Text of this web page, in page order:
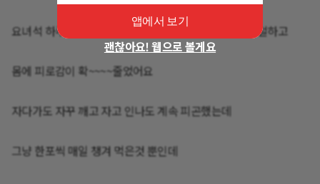
요녀석 하루 한포 마신게 다인데 잘때 다리 쥐나는것두 덜하고‼️
몸에 피로감이 확~~~~줄었어요‼️
자다가도 자꾸 깨고 자고 인나도 계속 피곤했는데
그냥 한포씩 매일 챙겨 먹은것 뿐인데
앱에서 보기
괜찮아요! 웹으로 볼게요